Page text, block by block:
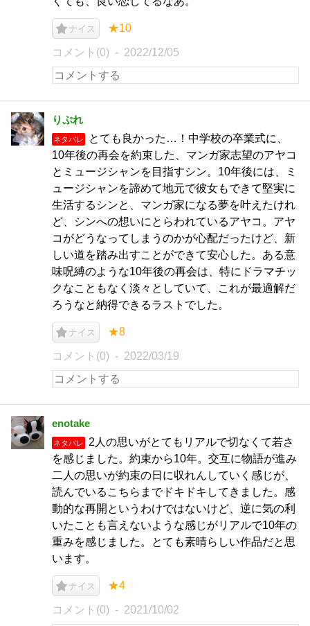
ナイス ★10
コメント(0) 2022/12/05
りぷれ
ネタバレ
とても良かった…！中学校の卒業式に、
10年後の再会を約束した、マンガ家志望のアヤコ
とミュージシャンを目指すシン。10年後には、ミ
ュージシャンを諦めて地元で彼女もできて堅実に
生活するシンと、マンガ家になる夢を叶えたけれ
ど、シンへの想いにとらわれているアヤコ。アヤ
コがどうなってしまうのかが心配だったけど、新
しい道を踏み出すことができて安心した。ある意
味呪縛のような10年後の再会は、特にドラマチッ
クなこともなく淡々としていて、これが最適解だ
ろうなと納得できるラストでした。
ナイス ★8
コメント(0) 2022/03/19
enotake
ネタバレ
2人の思いがとてもリアルで切なくて若さ
を感じました。約束から10年。交互に物語が進み
二人の思いが約束の日に収れんしていく感じが、
読んでいるこちらまでドキドキしてきました。感
動的な再開というわけではないけど、逆に気の利
いたことも言えないような感じがリアルで10年の
重みを感じました。とても素晴らしい作品だと思
います。
ナイス ★4
コメント(0) 2021/10/02